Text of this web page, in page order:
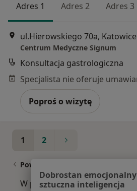
Adres 1 Adres 2 Adres 3
ul.Hierowskiego 70a, Katowice
Centrum Medyczne Signum
Konsultacja gastrologiczna
Poproś o wizytę
1 2
Powiązane wyszukiwania
W pobliżu Łazisk Górnych
Dobrostan
sztuczna inteligencja